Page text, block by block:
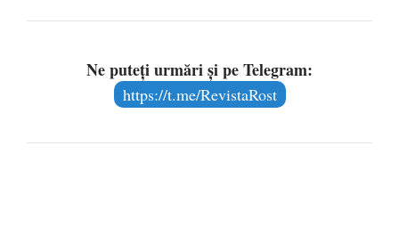
Ne puteți urmări și pe Telegram:
https://t.me/RevistaRost